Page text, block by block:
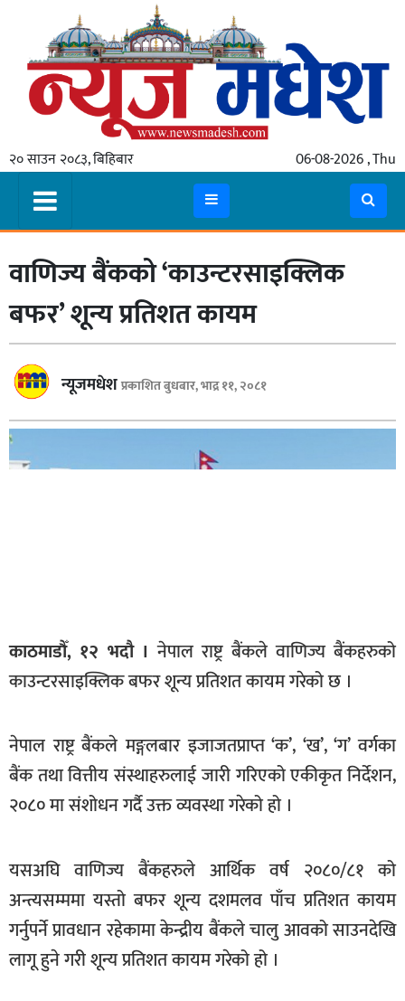
२० साउन २०८३, बिहिबार 06-08-2026 , Thu
गृहपृष्ठ
स्थानीय
प्रदेश
मधेश
प्रदेश
लुम्बिनी
गण्डकी
बागमती
समाचार
राष्ट्रिय
अन्तरबार्ता
मनोरञ्जन
फोटो
/
भिडियो
वाणिज्य बैंकको ‘काउन्टरसाइक्लिक
बफर’ शून्य प्रतिशत कायम
न्यूजमधेशप्रकाशित बुधबार, भाद्र ११, २०८१
काठमाडौँ, १२ भदौ । नेपाल राष्ट्र बैंकले वाणिज्य बैंकहरुको
काउन्टरसाइक्लिक बफर शून्य प्रतिशत कायम गरेको छ ।
नेपाल राष्ट्र बैंकले मङ्गलबार इजाजतप्राप्त ‘क’, ‘ख’, ‘ग’ वर्गका
बैंक तथा वित्तीय संस्थाहरुलाई जारी गरिएको एकीकृत निर्देशन,
२०८० मा संशोधन गर्दै उक्त व्यवस्था गरेको हो ।
यसअघि वाणिज्य बैंकहरुले आर्थिक वर्ष २०८०/८१ को
अन्त्यसम्ममा यस्तो बफर शून्य दशमलव पाँच प्रतिशत कायम
गर्नुपर्ने प्रावधान रहेकामा केन्द्रीय बैंकले चालु आवको साउनदेखि
लागू हुने गरी शून्य प्रतिशत कायम गरेको हो ।